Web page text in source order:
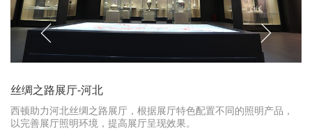
丝绸之路展厅-河北
西顿助力河北丝绸之路展厅，根据展厅特色配置不同的照明产品，
以完善展厅照明环境，提高展厅呈现效果。